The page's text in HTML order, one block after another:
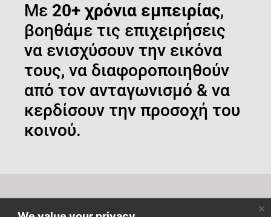
Με 20+ χρόνια εμπειρίας,
βοηθάμε τις επιχειρήσεις
να ενισχύσουν την εικόνα
τους, να διαφοροποιηθούν
από τον ανταγωνισμό & να
κερδίσουν την προσοχή του
κοινού.
Κάντε εγγραφή στο newsletter μας για να μαθαίνετε τα